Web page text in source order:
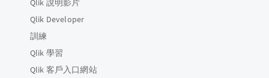
Qlik Developer
訓練
Qlik 學習
Qlik 客戶入口網站